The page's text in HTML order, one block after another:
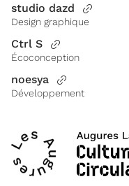
studio dazd
Design graphique
Ctrl S
Écoconception
noesya
Développement